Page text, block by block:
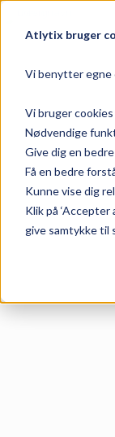
Atlytix bruger
Vi benytter egne
Vi bruger
Nødvendige
Give dig en
Få en bedre
Kunne vise dig
Klik på
give samtykke til